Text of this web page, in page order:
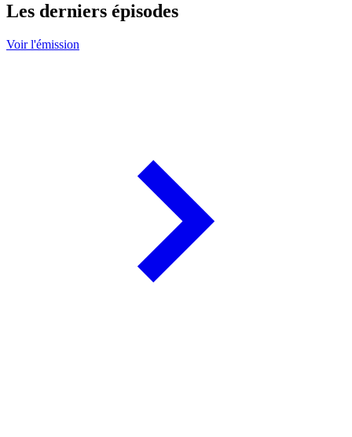
Les derniers épisodes
Voir l'émission